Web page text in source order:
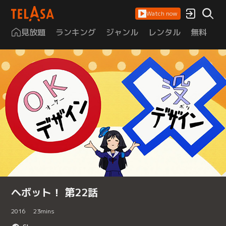
Watch now
見放題 ランキング ジャンル レンタル 無料
ヘボット！ 第22話
2016 23mins